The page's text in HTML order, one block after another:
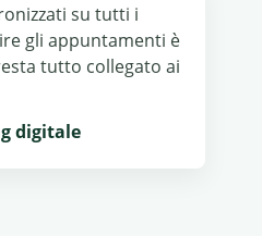
su tutti i
gli appuntamenti è
tutto collegato ai
digitale